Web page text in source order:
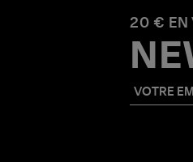
20 € EN